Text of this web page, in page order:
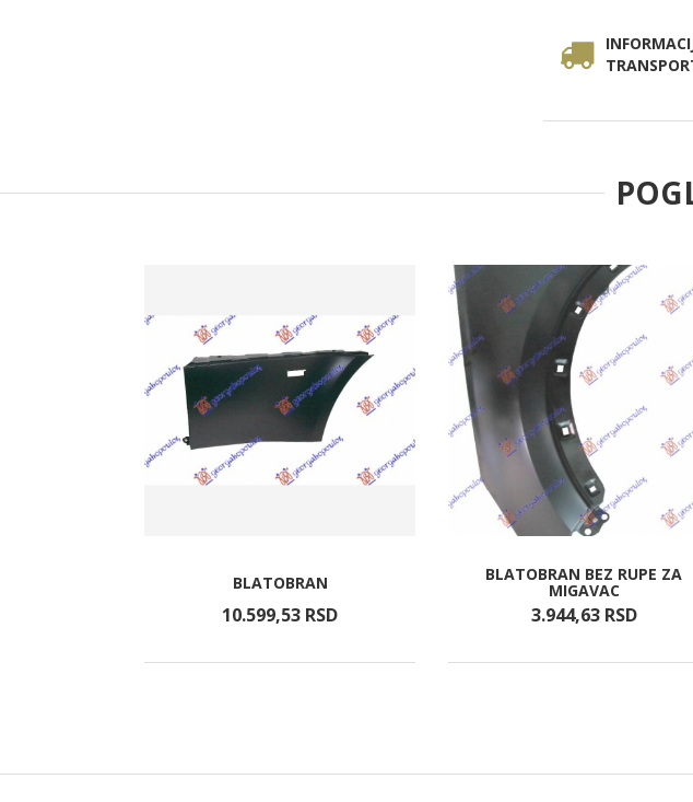
BLATOBRAN
10.599,53 RSD
BLATOBRAN BEZ RUPE ZA
MIGAVAC
3.944,63 RSD